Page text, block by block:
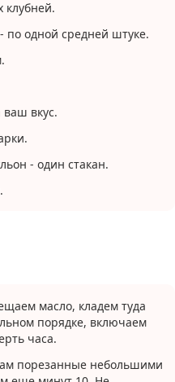
клубней.
по одной средней штуке.
ваш вкус.
- один стакан.
масло, кладем туда
порядке, включаем
часа.
порезанные небольшими